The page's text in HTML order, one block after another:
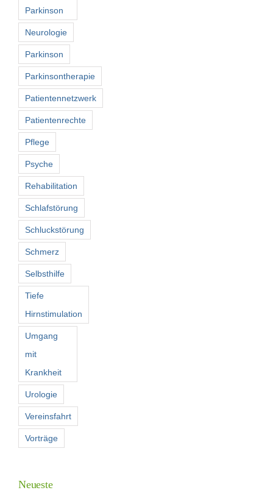
Parkinson
Neurologie
Parkinson
Parkinsontherapie
Patientennetzwerk
Patientenrechte
Pflege
Psyche
Rehabilitation
Schlafstörung
Schluckstörung
Schmerz
Selbsthilfe
Tiefe
Hirnstimulation
Umgang
mit
Krankheit
Urologie
Vereinsfahrt
Vorträge
Neueste